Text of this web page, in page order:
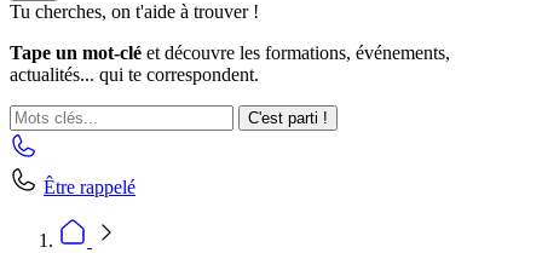
Tu cherches, on t'aide à trouver !
Tape un mot-clé et découvre les formations, événements,
actualités... qui te correspondent.
C'est parti !
Être rappelé